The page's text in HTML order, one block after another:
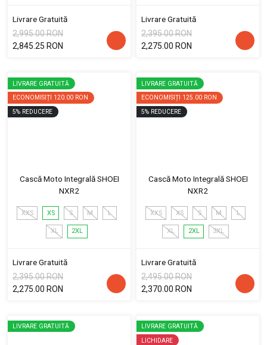
Livrare Gratuită
2,995.00 RON
2,845.25 RON
Livrare Gratuită
2,395.00 RON
2,275.00 RON
LIVRARE GRATUITĂ
ECONOMISIȚI 120.00 RON
5% REDUCERE
Cască Moto Integrală SHOEI
NXR2
XXS XS S M L
XL 2XL
Livrare Gratuită
2,395.00 RON
2,275.00 RON
LIVRARE GRATUITĂ
ECONOMISIȚI 125.00 RON
5% REDUCERE
Cască Moto Integrală SHOEI
NXR2
XXS XS S M L
XL 2XL 3XL
Livrare Gratuită
2,495.00 RON
2,370.00 RON
LIVRARE GRATUITĂ
LIVRARE GRATUITĂ
LICHIDARE